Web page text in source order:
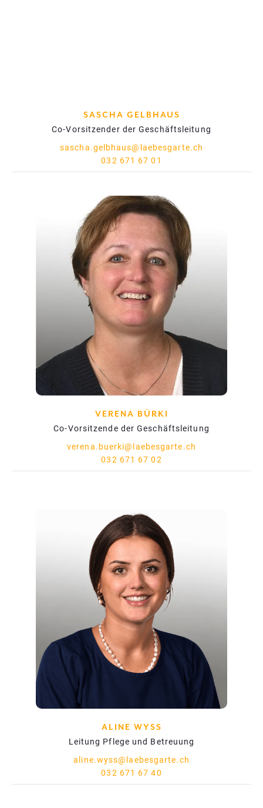
SASCHA GELBHAUS
Co-Vorsitzender der Geschäftsleitung
sascha.gelbhaus@laebesgarte.ch
032 671 67 01
VERENA BÜRKI
Co-Vorsitzende der Geschäftsleitung
verena.buerki@laebesgarte.ch
032 671 67 02
ALINE WYSS
Leitung Pflege und Betreuung
aline.wyss@laebesgarte.ch
032 671 67 40